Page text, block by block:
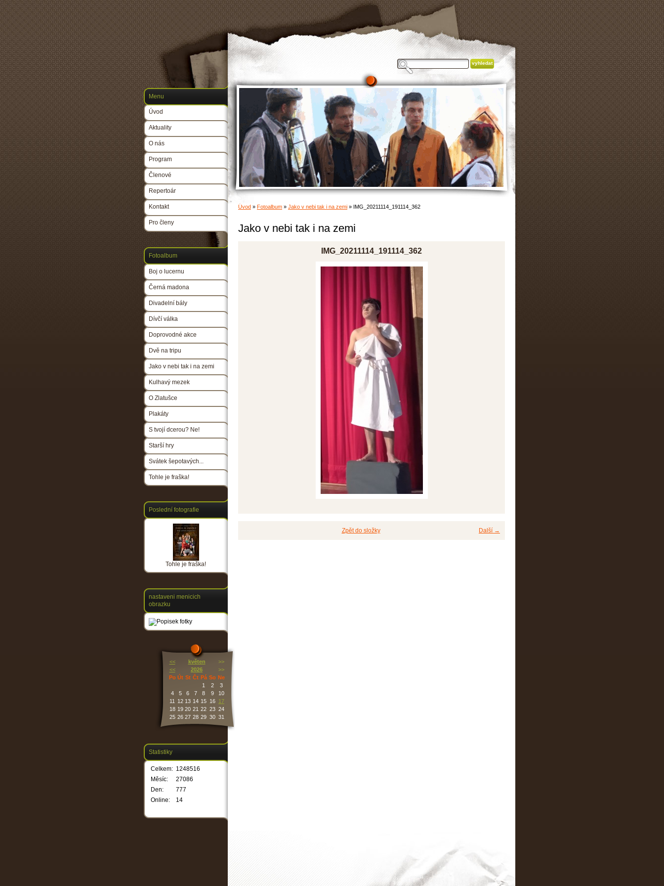
Úvod » Fotoalbum » Jako v nebi tak i na zemi » IMG_20211114_191114_362
Jako v nebi tak i na zemi
IMG_20211114_191114_362
Další →
Zpět do složky
Menu
Úvod
Aktuality
O nás
Program
Členové
Repertoár
Kontakt
Pro členy
Fotoalbum
Boj o lucernu
Černá madona
Divadelní bály
Dívčí válka
Doprovodné akce
Dvě na tripu
Jako v nebi tak i na zemi
Kulhavý mezek
O Zlatušce
Plakáty
S tvojí dcerou? Ne!
Starší hry
Svátek šepotavých...
Tohle je fraška!
Poslední fotografie
Tohle je fraška!
nastaveni menicich
obrazku
<< květen
>>
<<
2026
>>
Po Út St Čt Pá So Ne
1
2
3
4
5 6 7 8 9
10
11
12 13 14 15 16
17
18 19 20 21 22 23 24
25 26 27 28 29 30 31
Statistiky
Online: 14
Celkem: 1248516
Měsíc:
27086
Den:
777